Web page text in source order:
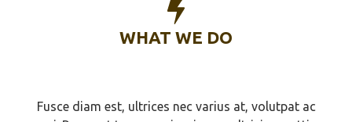
WHAT WE DO
Fusce diam est, ultrices nec varius at, volutpat ac